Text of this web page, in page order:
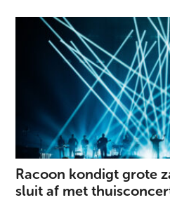
Racoon kondigt grote
sluit af met